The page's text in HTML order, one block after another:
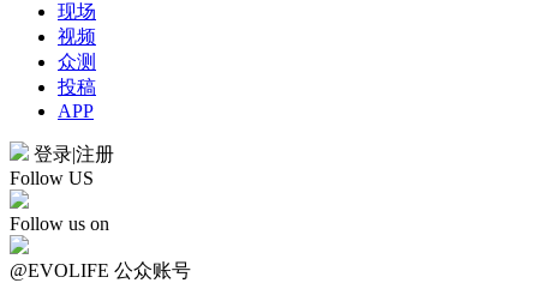
现场
视频
众测
投稿
APP
登录|注册
Follow US
Follow us on
@EVOLIFE 公众账号